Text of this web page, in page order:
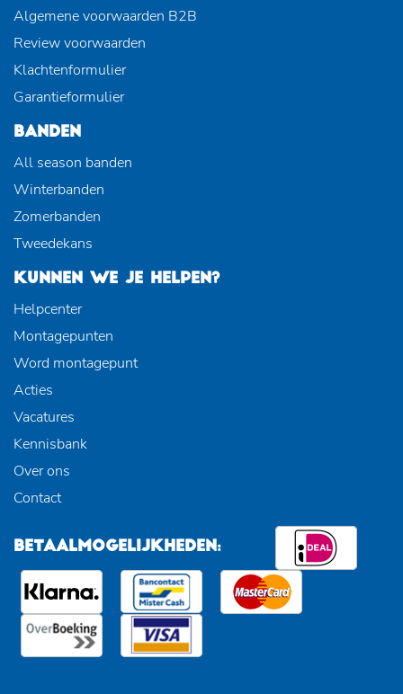
Algemene voorwaarden B2B
Review voorwaarden
Klachtenformulier
Garantieformulier
BANDEN
All season banden
Winterbanden
Zomerbanden
Tweedekans
KUNNEN WE JE HELPEN?
Helpcenter
Montagepunten
Word montagepunt
Acties
Vacatures
Kennisbank
Over ons
Contact
BETAALMOGELIJKHEDEN: